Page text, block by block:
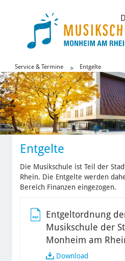
Service & Termine Entgelte
Entgelte
Die Musikschule ist Teil der
Rhein. Die Entgelte werden
Bereich Finanzen eingezogen.
Entgeltordnung
Musikschule der
Monheim am
Download